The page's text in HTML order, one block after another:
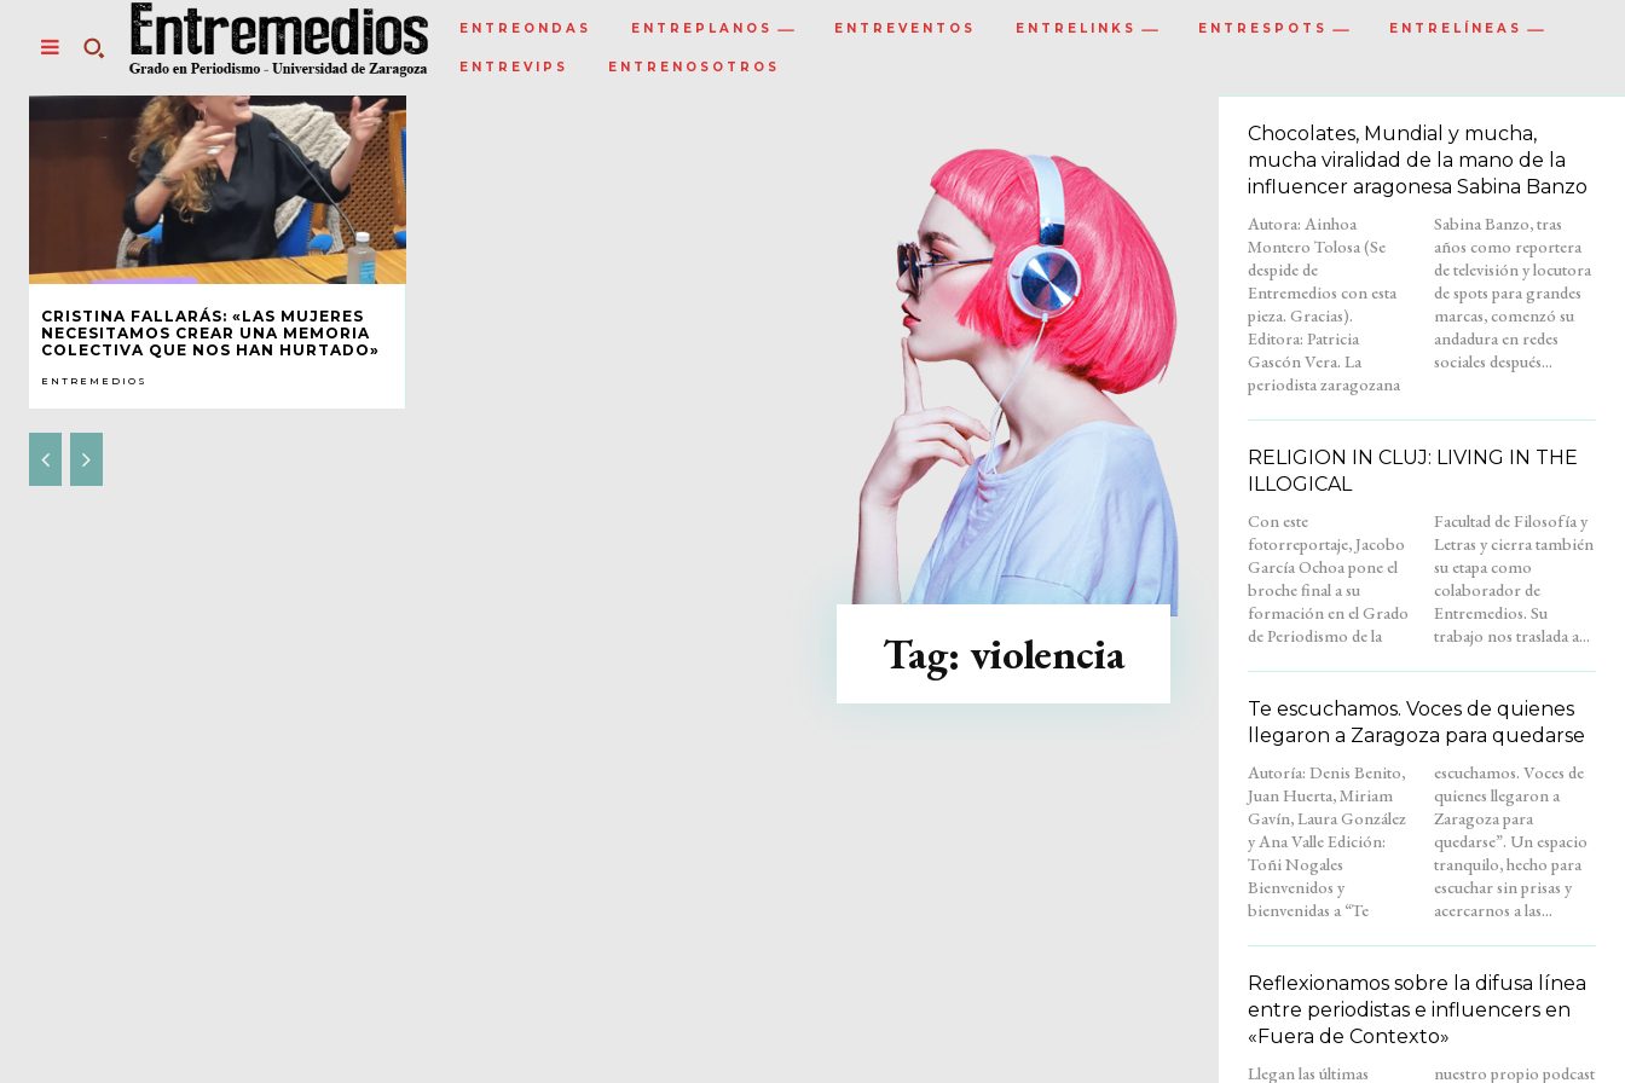
ENTREONDAS ENTREPLANOS ENTREVENTOS ENTRELINKS ENTRESPOTS ENTRELÍNEAS
ENTREVIPS ENTRENOSOTROS
CRISTINA FALLARÁS: «LAS MUJERES
NECESITAMOS CREAR UNA MEMORIA
COLECTIVA QUE NOS HAN HURTADO»
ENTREMEDIOS
Tag: violencia
Chocolates, Mundial y mucha,
mucha viralidad de la mano de la
influencer aragonesa Sabina Banzo
Autora: Ainhoa
Montero Tolosa (Se
despide de
Entremedios con esta
pieza. Gracias).
Editora: Patricia
Gascón Vera. La
periodista zaragozana
Sabina Banzo, tras
años como reportera
de televisión y locutora
de spots para grandes
marcas, comenzó su
andadura en redes
sociales después...
RELIGION IN CLUJ: LIVING IN THE
ILLOGICAL
Con este
fotorreportaje, Jacobo
García Ochoa pone el
broche final a su
formación en el Grado
de Periodismo de la
Facultad de Filosofía y
Letras y cierra también
su etapa como
colaborador de
Entremedios. Su
trabajo nos traslada a...
Te escuchamos. Voces de quienes
llegaron a Zaragoza para quedarse
Autoría: Denis Benito,
Juan Huerta, Miriam
Gavín, Laura González
y Ana Valle Edición:
Toñi Nogales
Bienvenidos y
bienvenidas a “Te
escuchamos. Voces de
quienes llegaron a
Zaragoza para
quedarse”. Un espacio
tranquilo, hecho para
escuchar sin prisas y
acercarnos a las...
Reflexionamos sobre la difusa línea
entre periodistas e influencers en
«Fuera de Contexto»
Llegan las últimas
nuestro propio podcast